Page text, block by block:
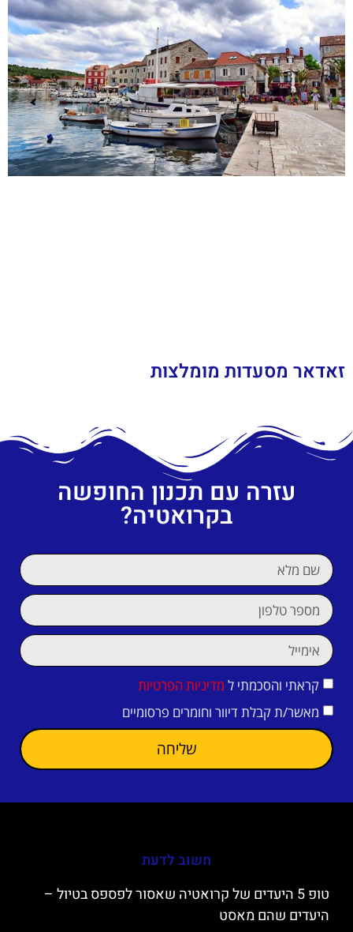
זאדאר מסעדות מומלצות
עזרה עם תכנון החופשה
בקרואטיה?
קראתי והסכמתי ל מדיניות הפרטיות
מאשר/ת קבלת דיוור וחומרים פרסומיים
שליחה
חשוב לדעת
טופ 5 היעדים של קרואטיה שאסור לפספס בטיול –
היעדים שהם מאסט